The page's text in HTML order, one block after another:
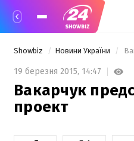
Showbiz Новини України
19 березня 2015, 14:47
Вакарчук
проект